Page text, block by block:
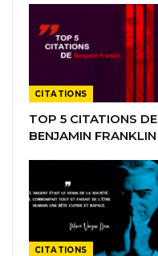
CITATIONS
TOP 5 CITATIONS DE
BENJAMIN FRANKLIN
CITATIONS